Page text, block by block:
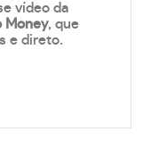
vídeo da
Money, que
e direto.